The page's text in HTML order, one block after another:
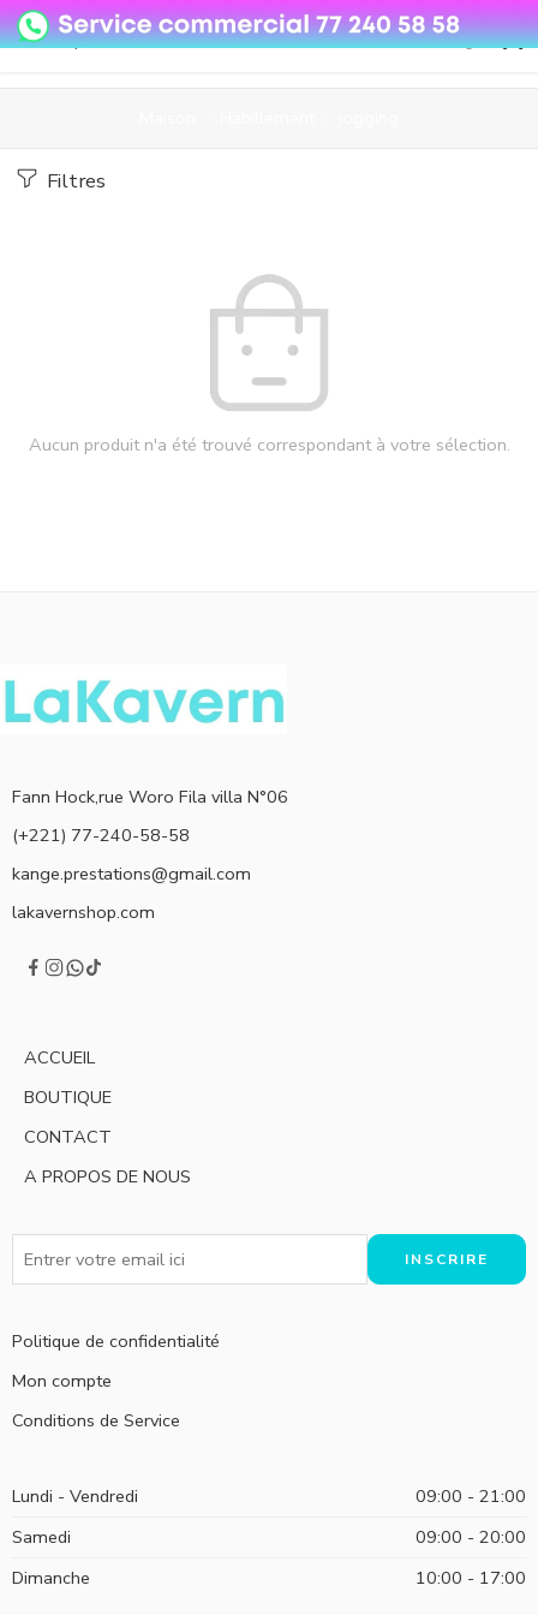
08o35epzeyex8vmjn04i2j4algz26o
Filtres
Aucun produit n'a été trouvé correspondant à votre sélection.
Fann Hock,rue Woro Fila villa N°06
(+221) 77-240-58-58
kange.prestations@gmail.com
lakavernshop.com
ACCUEIL
BOUTIQUE
CONTACT
A PROPOS DE NOUS
Politique de confidentialité
Mon compte
Conditions de Service
Lundi - Vendredi
09:00 - 21:00
Samedi
09:00 - 20:00
Dimanche
10:00 - 17:00